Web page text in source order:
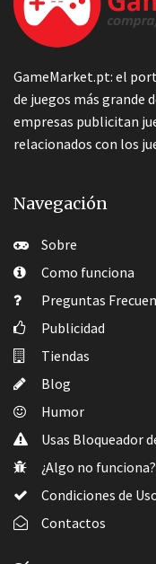
GameMarket.pt: el
de juegos más grande
empresas publicitan
relacionados con los
Navegación
Sobre
Como funciona
Preguntas
Publicidad
Tiendas
Blog
Humor
Usas Bloqueador
¿Algo no funciona?
Condiciones de
Contactos